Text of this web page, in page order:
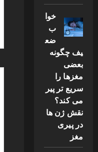
خوا
ب
ضع
یف چگونه
بعضی
مغزها را
سریع تر پیر
می کند؟
نقش ژن ها
در پیری
مغز